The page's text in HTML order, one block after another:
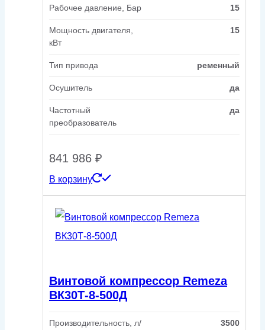
Рабочее давление, Бар 15
Мощность двигателя,
кВт
15
Тип привода ременный
Осушитель да
Частотный
преобразователь
да
841 986 ₽
В корзину
Винтовой компрессор Remeza
ВК30Т-8-500Д
Производительность, л/
3500